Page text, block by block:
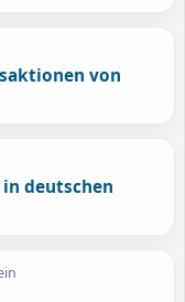
von
deutschen